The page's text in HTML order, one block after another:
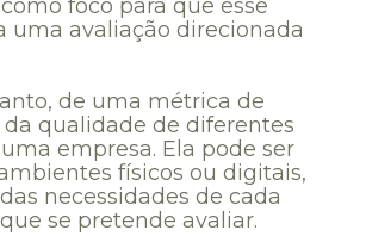
foco para que esse
uma avaliação direcionada
de uma métrica de
qualidade de diferentes
empresa. Ela pode ser
físicos ou digitais,
necessidades de cada
se pretende avaliar.